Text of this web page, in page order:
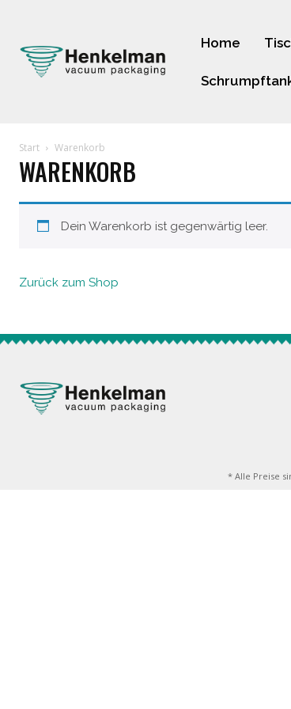
Home
Start Warenkorb
WARENKORB
Dein Warenkorb ist gegenwärtig leer.
Zurück zum Shop
* Alle Preise